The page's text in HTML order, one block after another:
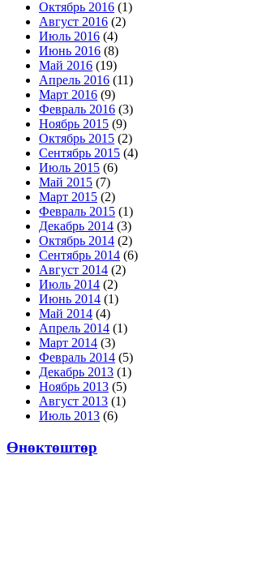
Октябрь 2016 (1)
Август 2016 (2)
Июль 2016 (4)
Июнь 2016 (8)
Май 2016 (19)
Апрель 2016 (11)
Март 2016 (9)
Февраль 2016 (3)
Ноябрь 2015 (9)
Октябрь 2015 (2)
Сентябрь 2015 (4)
Июль 2015 (6)
Май 2015 (7)
Март 2015 (2)
Февраль 2015 (1)
Декабрь 2014 (3)
Октябрь 2014 (2)
Сентябрь 2014 (6)
Август 2014 (2)
Июль 2014 (2)
Июнь 2014 (1)
Май 2014 (4)
Апрель 2014 (1)
Март 2014 (3)
Февраль 2014 (5)
Декабрь 2013 (1)
Ноябрь 2013 (5)
Август 2013 (1)
Июль 2013 (6)
Өнөктөштөр